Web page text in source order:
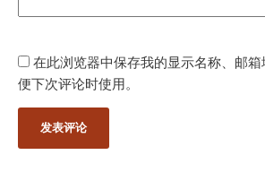
在此浏览器中保存我的显示名称、邮
便下次评论时使用。